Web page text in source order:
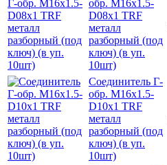
обр. M16x1.5-
D08x1 TRF
металл
разборный (под
ключ) (в уп.
10шт)
Соединитель Г-
обр. M16x1.5-
D10x1 TRF
металл
разборный (под
ключ) (в уп.
10шт)